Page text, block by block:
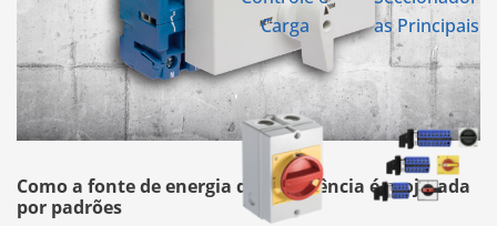
Carga
as Principais
Como a fonte de energia de emergência é projetada
por padrões